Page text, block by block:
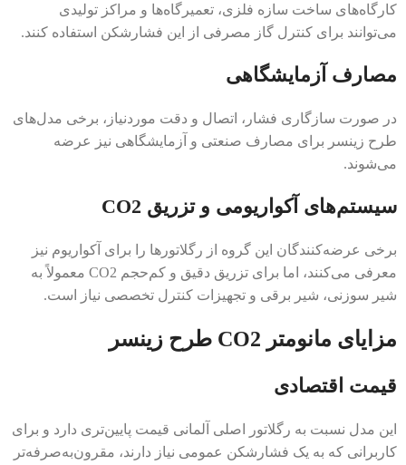
کارگاه‌های ساخت سازه فلزی، تعمیرگاه‌ها و مراکز تولیدی
می‌توانند برای کنترل گاز مصرفی از این فشارشکن استفاده کنند.
مصارف آزمایشگاهی
در صورت سازگاری فشار، اتصال و دقت موردنیاز، برخی مدل‌های
طرح زینسر برای مصارف صنعتی و آزمایشگاهی نیز عرضه
می‌شوند.
سیستم‌های آکواریومی و تزریق CO2
برخی عرضه‌کنندگان این گروه از رگلاتورها را برای آکواریوم نیز
معرفی می‌کنند، اما برای تزریق دقیق و کم‌حجم CO2 معمولاً به
شیر سوزنی، شیر برقی و تجهیزات کنترل تخصصی نیاز است.
مزایای مانومتر CO2 طرح زینسر
قیمت اقتصادی
این مدل نسبت به رگلاتور اصلی آلمانی قیمت پایین‌تری دارد و برای
کاربرانی که به یک فشارشکن عمومی نیاز دارند، مقرون‌به‌صرفه‌تر